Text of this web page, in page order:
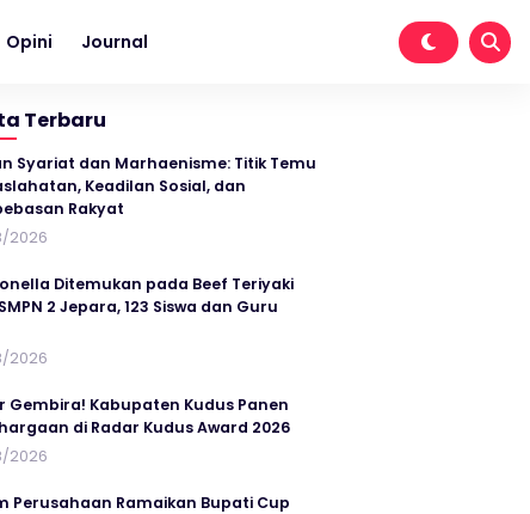
Opini Journal
Terbaru
Syariat dan Marhaenisme: Titik Temu
Keadilan Sosial, dan
Rakyat
2026
Ditemukan pada Beef Teriyaki
2 Jepara, 123 Siswa dan Guru
2026
Gembira! Kabupaten Kudus Panen
di Radar Kudus Award 2026
2026
Perusahaan Ramaikan Bupati Cup